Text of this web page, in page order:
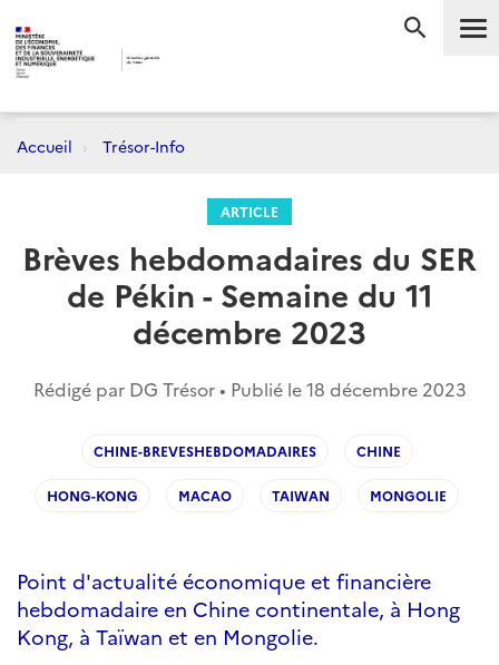
Accueil Trésor-Info
ARTICLE
Brèves hebdomadaires du SER
de Pékin - Semaine du 11
décembre 2023
Rédigé par DG Trésor • Publié le18 décembre 2023
CHINE-BREVESHEBDOMADAIRES CHINE
HONG-KONG MACAO TAIWAN MONGOLIE
Point d'actualité économique et financière
hebdomadaire en Chine continentale, à Hong
Kong, à Taïwan et en Mongolie.